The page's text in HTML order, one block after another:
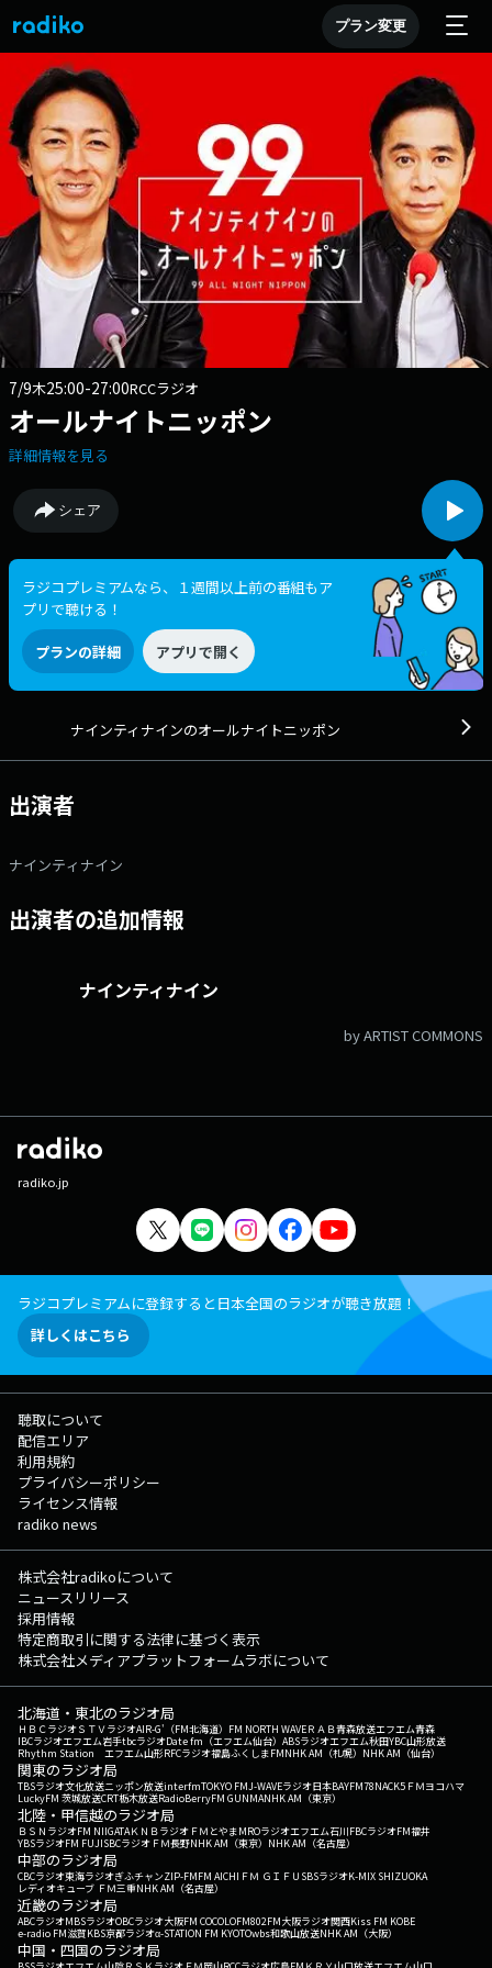
プラン変更
7/9木25:00-27:00RCCラジオ
オールナイトニッポン
詳細情報を見る
シェア
ラジコプレミアムなら、１週間以上前の番組もア
プリで聴ける！
プランの詳細 アプリで開く
ナインティナインのオールナイトニッポン
出演者
ナインティナイン
出演者の追加情報
ナインティナイン
by ARTIST COMMONS
radiko.jp
ラジコプレミアムに登録すると日本全国のラジオが聴き放題！
詳しくはこちら
聴取について
配信エリア
利用規約
プライバシーポリシー
ライセンス情報
radiko news
株式会社radikoについて
ニュースリリース
採用情報
特定商取引に関する法律に基づく表示
株式会社メディアプラットフォームラボについて
北海道・東北のラジオ局
ＨＢＣラジオＳＴＶラジオAIR-G'（FM北海道） FM NORTH WAVEＲＡＢ青森放送エフエム青森
IBCラジオエフエム岩手tbcラジオDate fm（エフエム仙台） ABSラジオエフエム秋田YBC山形放送
Rhythm Station エフエム山形RFCラジオ福島ふくしまFMNHK AM（札幌） NHK AM（仙台）
関東のラジオ局
TBSラジオ文化放送ニッポン放送interfmTOKYO FMJ-WAVEラジオ日本BAYFM78NACK5 ＦＭヨコハマ
LuckyFM 茨城放送CRT栃木放送RadioBerryFM GUNMANHK AM（東京）
北陸・甲信越のラジオ局
ＢＳＮラジオFM NIIGATAＫＮＢラジオ ＦＭとやまMROラジオエフエム石川FBCラジオFM福井
YBSラジオFM FUJISBCラジオ ＦＭ長野NHK AM（東京） NHK AM（名古屋）
中部のラジオ局
CBCラジオ東海ラジオぎふチャンZIP-FMFM AICHI ＦＭ ＧＩＦＵ SBSラジオK-MIX SHIZUOKA
レディオキューブ ＦＭ三重NHK AM（名古屋）
近畿のラジオ局
ABCラジオMBSラジオOBCラジオ大阪FM COCOLOFM802FM大阪ラジオ関西Kiss FM KOBE
e-radio FM滋賀KBS京都ラジオα-STATION FM KYOTOwbs和歌山放送NHK AM（大阪）
中国・四国のラジオ局